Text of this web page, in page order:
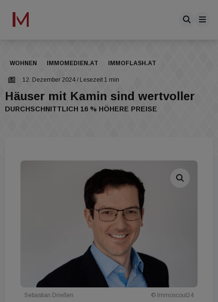
WOHNEN IMMOMEDIEN.AT IMMOFLASH.AT
12. Dezember 2024 / Lesezeit 1 min
Häuser mit Kamin sind wertvoller
DURCHSCHNITTLICH 16 % HÖHERE PREISE
Sebastian Drießen © Immoscout24